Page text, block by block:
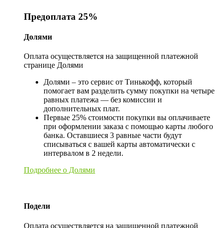
Предоплата 25%
Долями
Оплата осуществляется на защищенной платежной
странице Долями
Долями – это сервис от Тинькофф, который
помогает вам разделить сумму покупки на четыре
равных платежа — без комиссии и
дополнительных плат.
Первые 25% стоимости покупки вы оплачиваете
при оформлении заказа с помощью карты любого
банка. Оставшиеся 3 равные части будут
списываться с вашей карты автоматически с
интервалом в 2 недели.
Подробнее о Долями
Подели
Оплата осуществляется на защищенной платежной